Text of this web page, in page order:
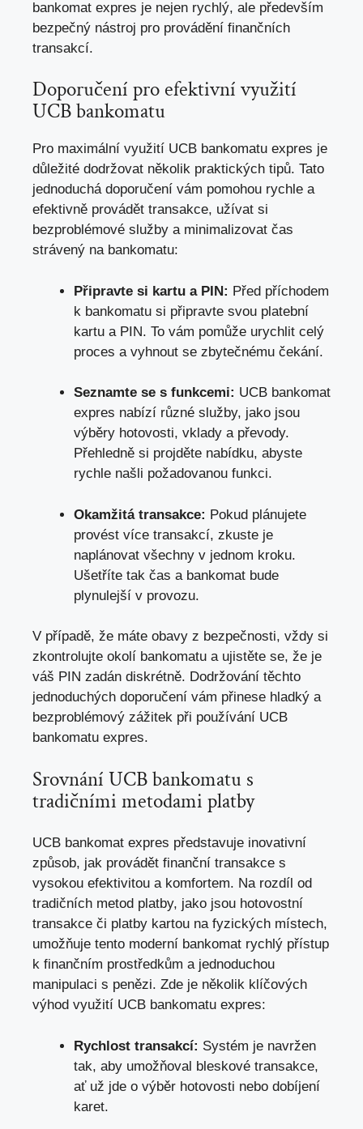
bankomat expres je nejen rychlý, ale především
bezpečný nástroj pro provádění finančních
transakcí.
Doporučení pro efektivní využití
UCB bankomatu
Pro maximální využití UCB bankomatu expres je
důležité dodržovat několik praktických tipů. Tato
jednoduchá doporučení vám pomohou rychle a
efektivně provádět transakce, užívat si
bezproblémové služby a minimalizovat čas
strávený na bankomatu:
Připravte si kartu a PIN: Před příchodem
k bankomatu si připravte svou platební
kartu a PIN. To vám pomůže urychlit celý
proces a vyhnout se zbytečnému čekání.
Seznamte se s funkcemi: UCB bankomat
expres nabízí různé služby, jako jsou
výběry hotovosti, vklady a převody.
Přehledně si projděte nabídku, abyste
rychle našli požadovanou funkci.
Okamžitá transakce: Pokud plánujete
provést více transakcí, zkuste je
naplánovat všechny v jednom kroku.
Ušetříte tak čas a bankomat bude
plynulejší v provozu.
V případě, že máte obavy z bezpečnosti, vždy si
zkontrolujte okolí bankomatu a ujistěte se, že je
váš PIN zadán diskrétně. Dodržování těchto
jednoduchých doporučení vám přinese hladký a
bezproblémový zážitek při používání UCB
bankomatu expres.
Srovnání UCB bankomatu s
tradičními metodami platby
UCB bankomat expres představuje inovativní
způsob, jak provádět finanční transakce s
vysokou efektivitou a komfortem. Na rozdíl od
tradičních metod platby, jako jsou hotovostní
transakce či platby kartou na fyzických místech,
umožňuje tento moderní bankomat rychlý přístup
k finančním prostředkům a jednoduchou
manipulaci s penězi. Zde je několik klíčových
výhod využití UCB bankomatu expres:
Rychlost transakcí: Systém je navržen
tak, aby umožňoval bleskové transakce,
ať už jde o výběr hotovosti nebo dobíjení
karet.